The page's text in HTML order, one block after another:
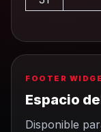
FOOTER
Espacio
Disponible